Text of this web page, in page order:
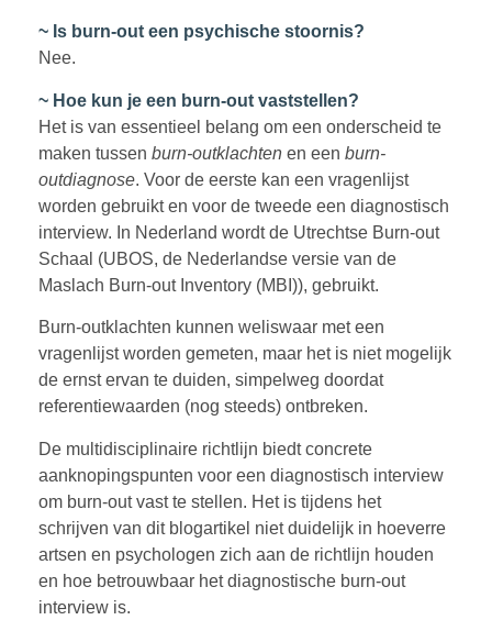
~ Is burn-out een psychische stoornis?
Nee.
~ Hoe kun je een burn-out vaststellen?
Het is van essentieel belang om een onderscheid te
maken tussen burn-outklachten en een burn-
outdiagnose. Voor de eerste kan een vragenlijst
worden gebruikt en voor de tweede een diagnostisch
interview. In Nederland wordt de Utrechtse Burn-out
Schaal (UBOS, de Nederlandse versie van de
Maslach Burn-out Inventory (MBI)), gebruikt.
Burn-outklachten kunnen weliswaar met een
vragenlijst worden gemeten, maar het is niet mogelijk
de ernst ervan te duiden, simpelweg doordat
referentiewaarden (nog steeds) ontbreken.
De multidisciplinaire richtlijn biedt concrete
aanknopingspunten voor een diagnostisch interview
om burn-out vast te stellen. Het is tijdens het
schrijven van dit blogartikel niet duidelijk in hoeverre
artsen en psychologen zich aan de richtlijn houden
en hoe betrouwbaar het diagnostische burn-out
interview is.